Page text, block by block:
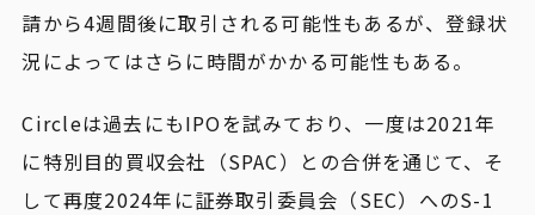
請から4週間後に取引される可能性もあるが、登録状
況によってはさらに時間がかかる可能性もある。
Circleは過去にもIPOを試みており、一度は2021年
に特別目的買収会社（SPAC）との合併を通じて、そ
して再度2024年に証券取引委員会（SEC）へのS-1